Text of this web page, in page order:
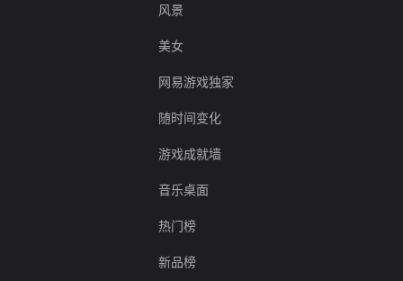
风景
美女
网易游戏独家
随时间变化
游戏成就墙
音乐桌面
热门榜
新品榜